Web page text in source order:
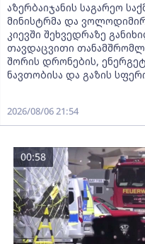
აზერბაიჯანის საგარეო
მინისტრმა და
კიევში შეხვედრაზე
თავდაცვითი
შორის დრონების,
ნავთობისა და გაზის
2026/08/06 21:54
00:58